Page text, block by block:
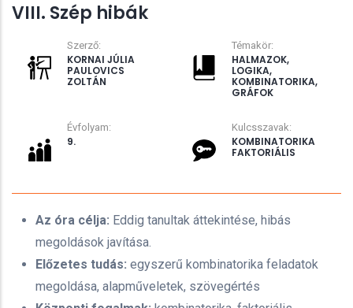
VIII. Szép hibák
Szerző:
KORNAI JÚLIA
PAULOVICS
ZOLTÁN
Témakör:
HALMAZOK,
LOGIKA,
KOMBINATORIKA,
GRÁFOK
Évfolyam:
9.
Kulcsszavak:
KOMBINATORIKA
FAKTORIÁLIS
Az óra célja: Eddig tanultak áttekintése, hibás
megoldások javítása.
Előzetes tudás: egyszerű kombinatorika feladatok
megoldása, alapműveletek, szövegértés